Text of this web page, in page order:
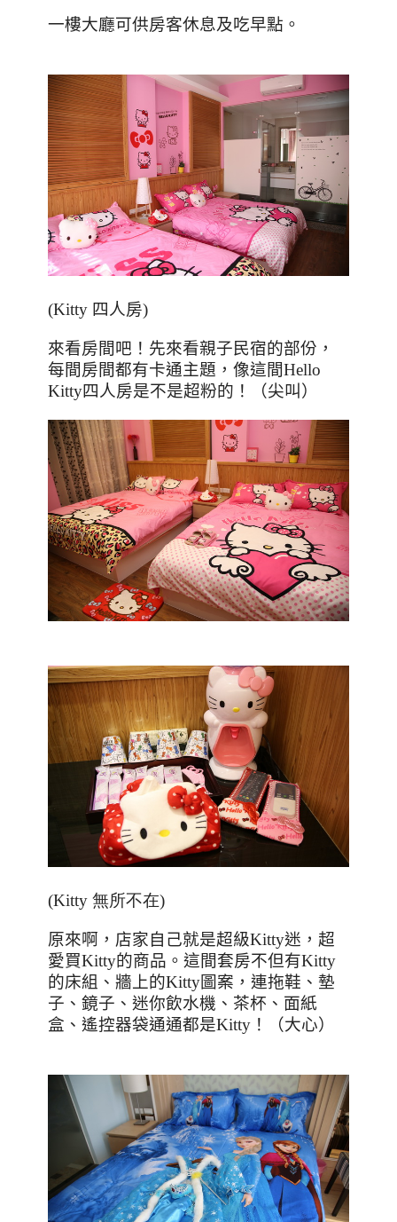
一樓大廳可供房客休息及吃早點。
(Kitty 四人房)
來看房間吧！先來看親子民宿的部份，
每間房間都有卡通主題，像這間Hello
Kitty四人房是不是超粉的！（尖叫）
(Kitty 無所不在)
原來啊，店家自己就是超級Kitty迷，超
愛買Kitty的商品。這間套房不但有Kitty
的床組、牆上的Kitty圖案，連拖鞋、墊
子、鏡子、 迷你飲水機、茶杯、面紙
盒、遙控器袋通通都是Kitty ！（大心）